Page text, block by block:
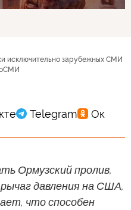
исключительно зарубежных СМИ
Ормузский пролив,
давления на США,
что способен